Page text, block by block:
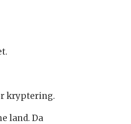
kryptering.
land. Da